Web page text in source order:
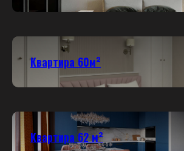
Квартира 60м²
Квартира 62 м²